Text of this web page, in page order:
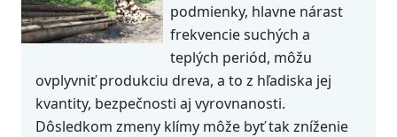
podmienky, hlavne nárast
frekvencie suchých a
teplých periód, môžu
ovplyvniť produkciu dreva, a to z hľadiska jej
kvantity, bezpečnosti aj vyrovnanosti.
Dôsledkom zmeny klímy môže byť tak zníženie